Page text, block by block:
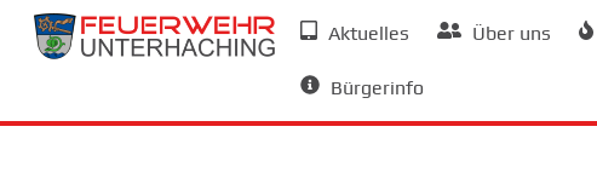
Skip
Aktuelles Über uns
Bürgerinfo